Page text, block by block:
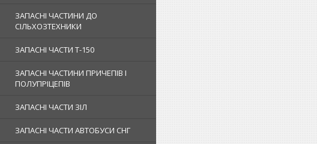
ЗАПАСНІ ЧАСТИНИ ДО
СІЛЬХОЗТЕХНИКИ
ЗАПАСНІ ЧАСТИ Т-150
ЗАПАСНІ ЧАСТИНИ ПРИЧЕПІВ І
ПОЛУПРІЦЕПІВ
ЗАПАСНІ ЧАСТИ ЗІЛ
ЗАПАСНІ ЧАСТИ АВТОБУСИ СНГ